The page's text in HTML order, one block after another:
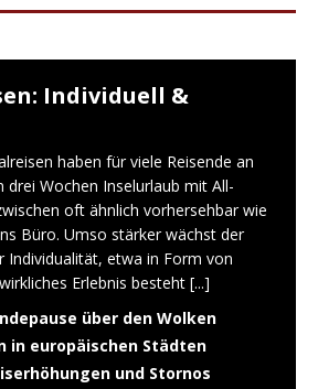
Individuell &
haben für viele Reisende an
drei Wochen Inselurlaub mit All-
oft ähnlich vorhersehbar wie
Büro. Umso stärker wächst der
Individualität, etwa in Form von
Erlebnis besteht [...]
über den Wolken
in europäischen Städten
und Stornos